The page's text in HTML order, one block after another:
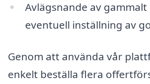
Avlägsnande av gammalt
eventuell inställning av
Genom att använda vår
enkelt beställa flera